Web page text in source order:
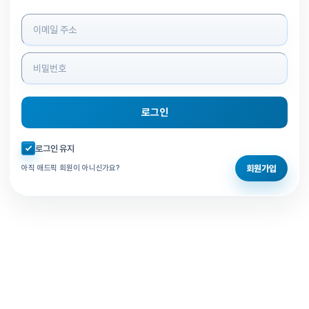
로그인 정보 입력
로그인
자동로그인 체크
로그인 유지
아직 애드픽 회원이 아니신가요? 회원가입